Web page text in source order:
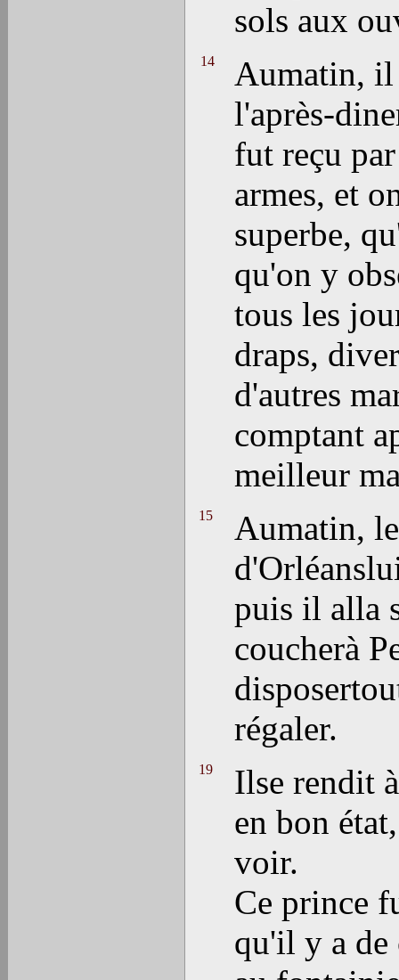
sols aux
14
Aumatin, il
l'après-
fut reçu
armes, et
superbe,
qu'on y
tous les
draps,
d'autres
comptant
meilleur
15
Aumatin,
puis il alla
coucherà
régaler.
19
Ilse rendit
en bon
voir.
Ce prince
qu'il y a de